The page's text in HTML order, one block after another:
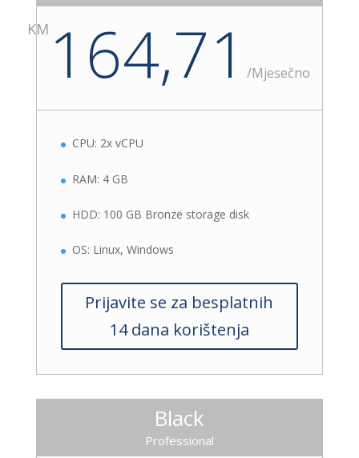
KM 164,71 /Mjesečno
CPU: 2x vCPU
RAM: 4 GB
HDD: 100 GB Bronze storage disk
OS: Linux, Windows
Prijavite se za besplatnih
14 dana korištenja
Black
Professional